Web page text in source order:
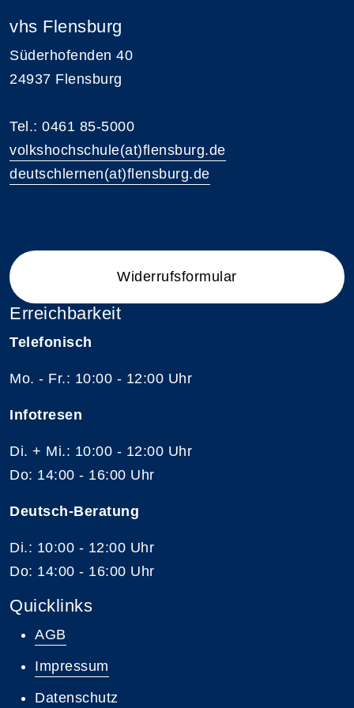
vhs Flensburg
Süderhofenden 40
24937 Flensburg
Tel.: 0461 85-5000
volkshochschule(at)flensburg.de
deutschlernen(at)flensburg.de
Widerrufsformular
Erreichbarkeit
Telefonisch
Mo. - Fr.: 10:00 - 12:00 Uhr
Infotresen
Di. + Mi.: 10:00 - 12:00 Uhr
Do: 14:00 - 16:00 Uhr
Deutsch-Beratung
Di.: 10:00 - 12:00 Uhr
Do: 14:00 - 16:00 Uhr
Quicklinks
AGB
Impressum
Datenschutz